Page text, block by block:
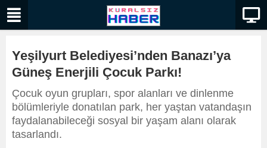
Yeşilyurt Belediyesi’nden Banazı’ya
Güneş Enerjili Çocuk Parkı!
Çocuk oyun grupları, spor alanları ve dinlenme
bölümleriyle donatılan park, her yaştan vatandaşın
faydalanabileceği sosyal bir yaşam alanı olarak
tasarlandı.